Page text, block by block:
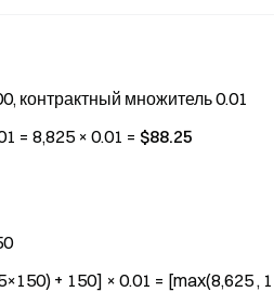
контрактный множитель 0.01
= 8,825 × 0.01 = $88.25
+ 150] × 0.01 = [max(8,625 ,